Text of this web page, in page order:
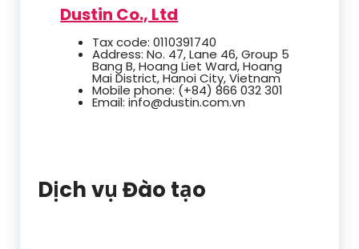
Dustin Co., Ltd
Tax code: 0110391740
Address: No. 47, Lane 46, Group 5
Bang B, Hoang Liet Ward, Hoang
Mai District, Hanoi City, Vietnam
Mobile phone: (+84) 866 032 301
Email: info@dustin.com.vn
Dịch vụ Đào tạo